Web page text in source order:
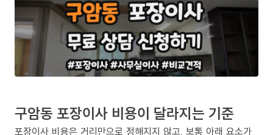
구암동 포장이사 비용이 달라지는 기준
포장이사 비용은 거리만으로 정해지지 않고, 보통 아래 요소가